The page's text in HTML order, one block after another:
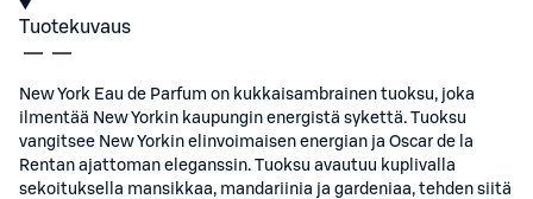
Tuotekuvaus
New York Eau de Parfum on kukkaisambrainen tuoksu, joka
ilmentää New Yorkin kaupungin energistä sykettä. Tuoksu
vangitsee New Yorkin elinvoimaisen energian ja Oscar de la
Rentan ajattoman eleganssin. Tuoksu avautuu kuplivalla
sekoituksella mansikkaa, mandariinia ja gardeniaa, tehden siitä